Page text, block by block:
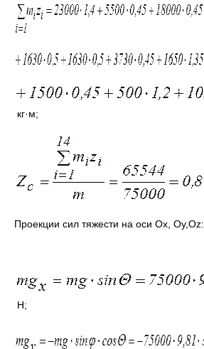
кг·м;
Проекции сил тяжести на оси Ох, Оy,Оz:
Н;